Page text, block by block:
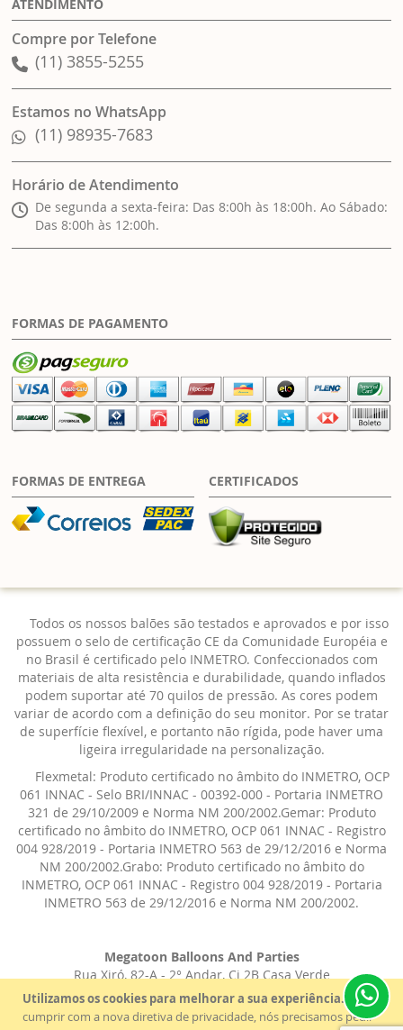
Utilizamos os cookies para melhorar a sua experiência.
Para
cumprir com a nova diretiva de privacidade, nós precisamos pedir
ATENDIMENTO
Compre por Telefone
(11) 3855-5255
Estamos no WhatsApp
(11) 98935-7683
Horário de Atendimento
De segunda a sexta-feira: Das 8:00h às 18:00h. Ao Sábado:
Das 8:00h às 12:00h.
FORMAS DE PAGAMENTO
FORMAS DE ENTREGA CERTIFICADOS
Todos os nossos balões são testados e aprovados e por isso
possuem o selo de certificação CE da Comunidade Européia e
no Brasil é certificado pelo INMETRO. Confeccionados com
materiais de alta resistência e durabilidade, quando inflados
podem suportar até 70 quilos de pressão. As cores podem
variar de acordo com a definição do seu monitor. Por se tratar
de superfície flexível, e portanto não rígida, pode haver uma
ligeira irregularidade na personalização.
Flexmetal: Produto certificado no âmbito do INMETRO, OCP
061 INNAC - Selo BRI/INNAC - 00392-000 - Portaria INMETRO
321 de 29/10/2009 e Norma NM 200/2002.Gemar: Produto
certificado no âmbito do INMETRO, OCP 061 INNAC - Registro
004 928/2019 - Portaria INMETRO 563 de 29/12/2016 e Norma
NM 200/2002.Grabo: Produto certificado no âmbito do
INMETRO, OCP 061 INNAC - Registro 004 928/2019 - Portaria
INMETRO 563 de 29/12/2016 e Norma NM 200/2002.
Megatoon Balloons And Parties
Rua Xiró, 82-A - 2° Andar, Cj 2B Casa Verde
São Paulo - SP - CEP: 02517-030
© 2021 - Megatoon - Todos os direitos reservados.